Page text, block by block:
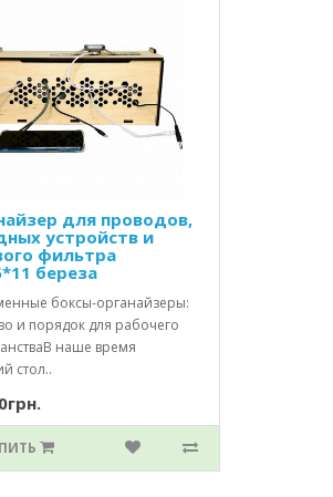
для проводов,
устройств и
фильтра
береза
боксы-органайзеры:
и порядок для рабочего
наше время
стол..